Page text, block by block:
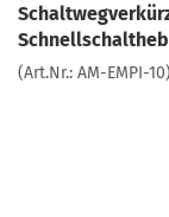
(Art.Nr.: AM-EMPI-10)